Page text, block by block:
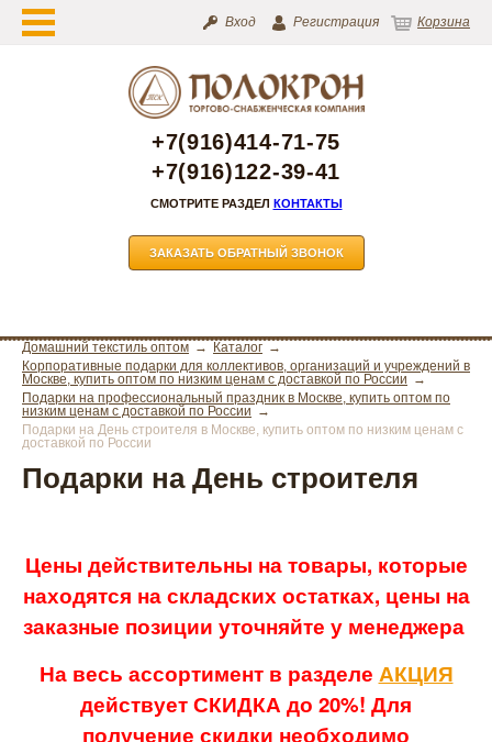
Вход Регистрация Корзина
+7(916)414-71-75
+7(916)122-39-41
СМОТРИТЕ РАЗДЕЛ КОНТАКТЫ
ЗАКАЗАТЬ ОБРАТНЫЙ ЗВОНОК
Домашний текстиль оптом
Каталог
Корпоративные подарки для коллективов, организаций и учреждений в
Москве, купить оптом по низким ценам с доставкой по России
Подарки на профессиональный праздник в Москве, купить оптом по
низким ценам с доставкой по России
Подарки на День строителя в Москве, купить оптом по низким ценам с
доставкой по России
Подарки на День строителя
Цены действительны на товары, которые
находятся на складских остатках, цены на
заказные позиции уточняйте у менеджера
На весь ассортимент в разделе АКЦИЯ
действует СКИДКА до 20%! Для
получение скидки необходимо